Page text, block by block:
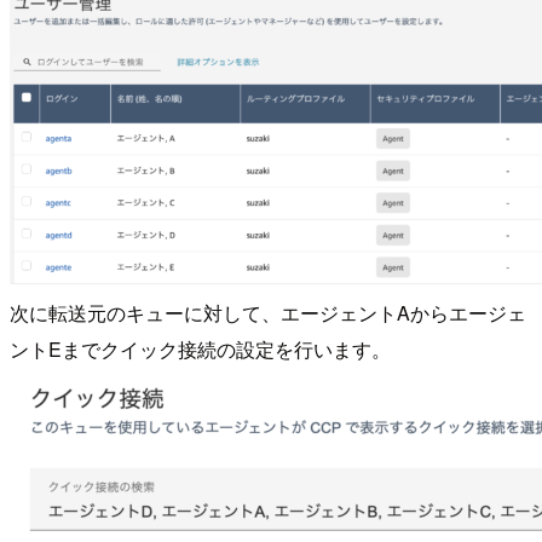
次に転送元のキューに対して、エージェントAからエージェ
ントEまでクイック接続の設定を行います。